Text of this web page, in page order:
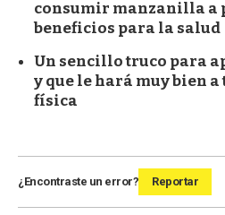
consumir manzanilla a
beneficios para la salud
Un sencillo truco para
y que le hará muy bien
física
¿Encontraste un error? Reportar